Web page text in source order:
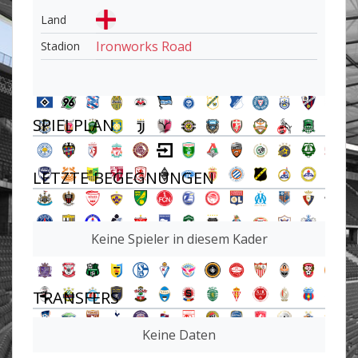
Land
Stadion
Ironworks Road
SPIELPLAN
LETZTE BEGEGNUNGEN
Keine Spieler in diesem Kader
TRANSFERS
Keine Daten